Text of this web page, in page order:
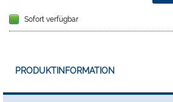
Sofort verfügbar
PRODUKTINFORMATION